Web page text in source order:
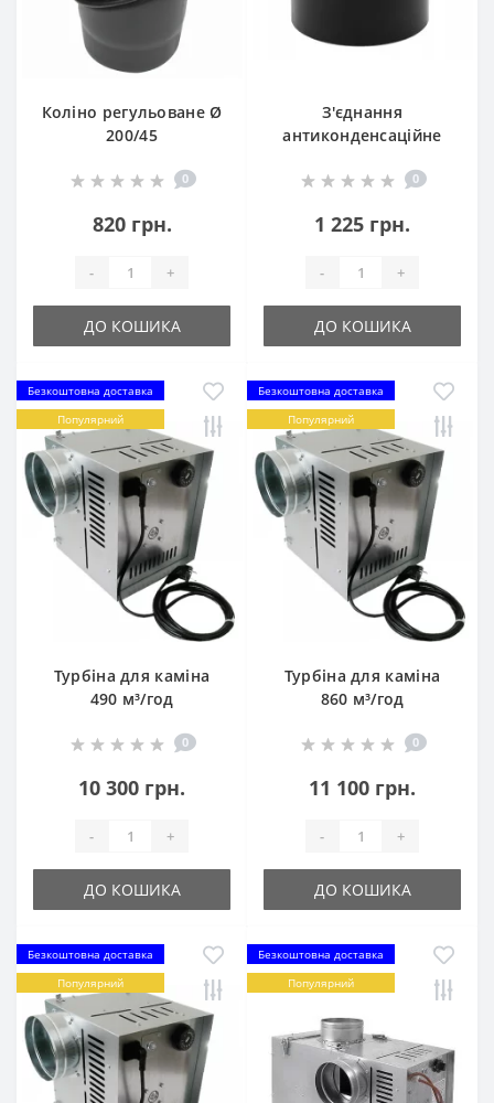
Коліно регульоване Ø
200/45
0
820 грн.
- +
ДО КОШИКА
З'єднання
антиконденсаційне
0
1 225 грн.
- +
ДО КОШИКА
Безкоштовна доставка
Популярний
Турбіна для каміна
490 м³/год
0
10 300 грн.
- +
ДО КОШИКА
Безкоштовна доставка
Популярний
Турбіна для каміна
860 м³/год
0
11 100 грн.
- +
ДО КОШИКА
Безкоштовна доставка
Популярний
Безкоштовна доставка
Популярний